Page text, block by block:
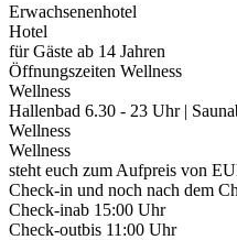
Erwachsenenhotel
Hotel
für Gäste ab 14 Jahren
Öffnungszeiten Wellness
Wellness
Hallenbad 6.30 - 23 Uhr |
Wellness
Wellness
steht euch zum Aufpreis von
Check-in und noch nach dem
Check-inab 15:00 Uhr
Check-outbis 11:00 Uhr